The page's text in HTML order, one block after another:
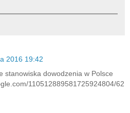
2016 19:42
stanowiska dowodzenia w Polsce
110512889581725924804/62